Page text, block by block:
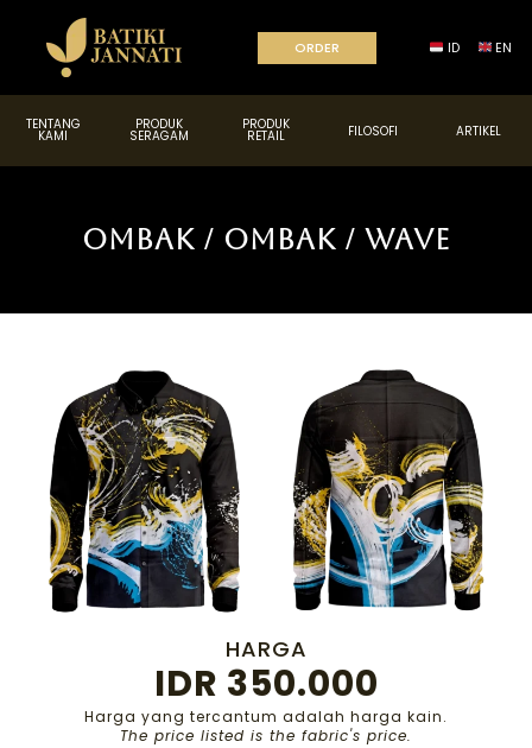
ORDER ID EN
TENTANG
KAMI
PRODUK
SERAGAM
PRODUK
RETAIL FILOSOFI ARTIKEL
Ombak / Ombak / Wave
HARGA
IDR 350.000
Harga yang tercantum adalah harga kain.
The price listed is the fabric's price.